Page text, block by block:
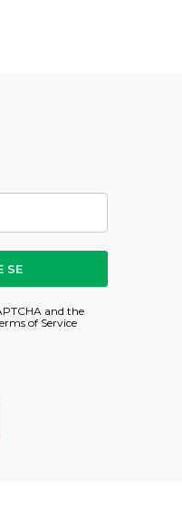
SE
and the
of Service